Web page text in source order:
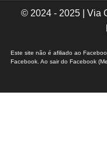
© 2024 - 2025 | Via
Este site não é afiliado ao
Facebook. Ao sair do Facebook